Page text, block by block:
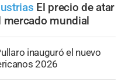
El precio de atar
mercado mundial
inauguró el nuevo
2026